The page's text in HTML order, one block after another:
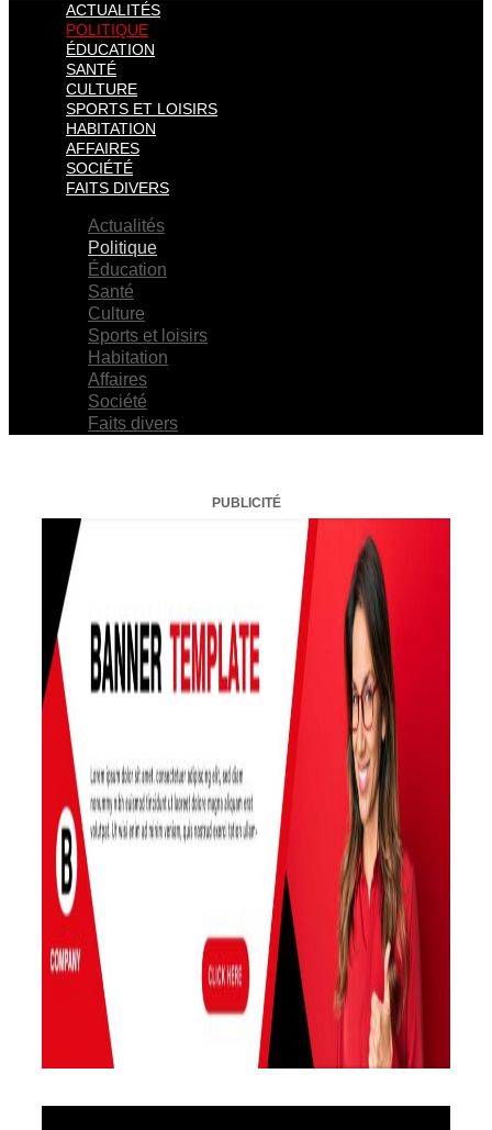
ACTUALITÉS
POLITIQUE
ÉDUCATION
SANTÉ
CULTURE
SPORTS ET LOISIRS
HABITATION
AFFAIRES
SOCIÉTÉ
FAITS DIVERS
Actualités
Politique
Éducation
Santé
Culture
Sports et loisirs
Habitation
Affaires
Société
Faits divers
PUBLICITÉ